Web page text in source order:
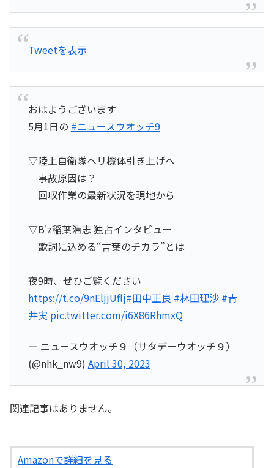
Tweetを表示
おはようございます
5月1日の #ニュースウオッチ9
▽陸上自衛隊ヘリ機体引き上げへ
事故原因は？
回収作業の最新状況を現地から
▽B'z稲葉浩志 独占インタビュー
歌詞に込める“言葉のチカラ”とは
夜9時、ぜひご覧ください
https://t.co/9nEljjUflj#田中正良 #林田理沙 #青
井実 pic.twitter.com/i6X86RhmxQ
— ニュースウオッチ９（サタデーウオッチ９）
(@nhk_nw9) April 30, 2023
関連記事はありません。
Amazonで詳細を見る